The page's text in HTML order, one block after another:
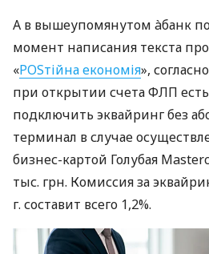
А в вышеупомянутом àбанк
момент написания текста
«POSтійна економія»,
при открытии счета ФЛП
подключить эквайринг без
терминал в случае
бизнес-картой Голубая
тыс. грн. Комиссия за
г. составит всего 1,2%.